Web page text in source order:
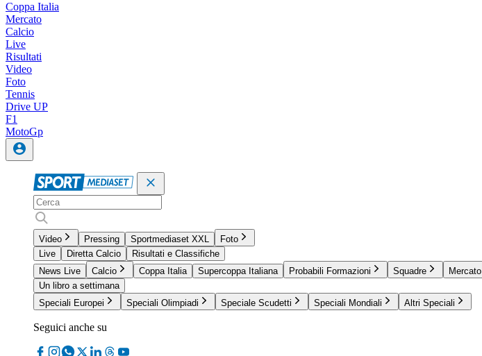
Coppa Italia
Mercato
Calcio
Live
Risultati
Video
Foto
Tennis
Drive UP
F1
MotoGp
Video Pressing Sportmediaset XXL
Foto
Live
Diretta Calcio
Risultati e Classifiche
News Live
Calcio Coppa Italia Supercoppa Italiana Probabili Formazioni Squadre Mercato
Un libro a settimana
Speciali Europei
Speciali Olimpiadi Speciale Scudetti Speciali Mondiali Altri Speciali
Seguici anche su